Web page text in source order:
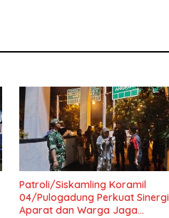
Patroli/Siskamling Koramil
04/Pulogadung Perkuat Sinergi
Aparat dan Warga Jaga